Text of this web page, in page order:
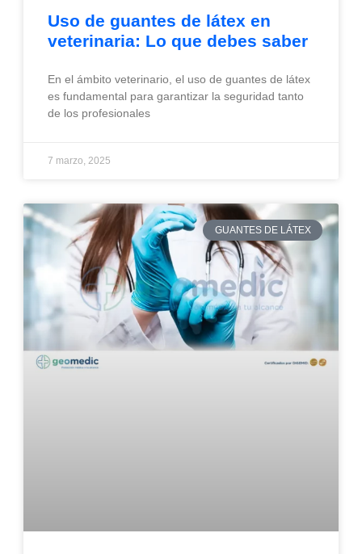
Uso de guantes de látex en
veterinaria: Lo que debes saber
En el ámbito veterinario, el uso de guantes de látex
es fundamental para garantizar la seguridad tanto
de los profesionales
7 marzo, 2025
GUANTES DE LÁTEX